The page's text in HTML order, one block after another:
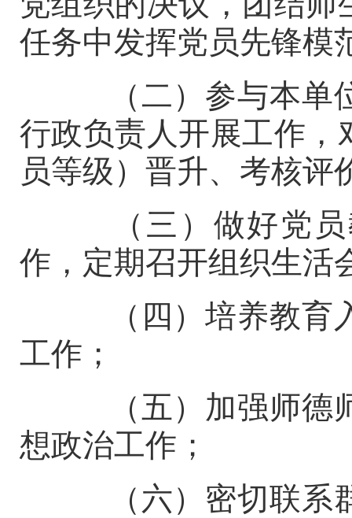
任务中发挥党员先锋模
（二）参与本单位
行政负责人开展工作，
员等级）晋升、考核评
（三）做好党员
作，定期召开组织生活
（四）培养教育入
工作；
（五）加强师德师
想政治工作；
（六）密切联系群